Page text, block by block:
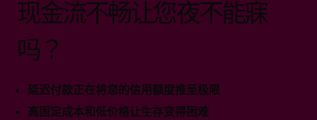
现金流不畅让您夜不能寐
吗？
延迟付款正在将您的信用额度推至极限
高固定成本和低价格让生存变得困难